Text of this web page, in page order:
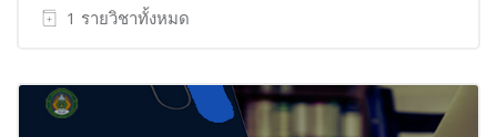
1 รายวิชาทั้งหมด